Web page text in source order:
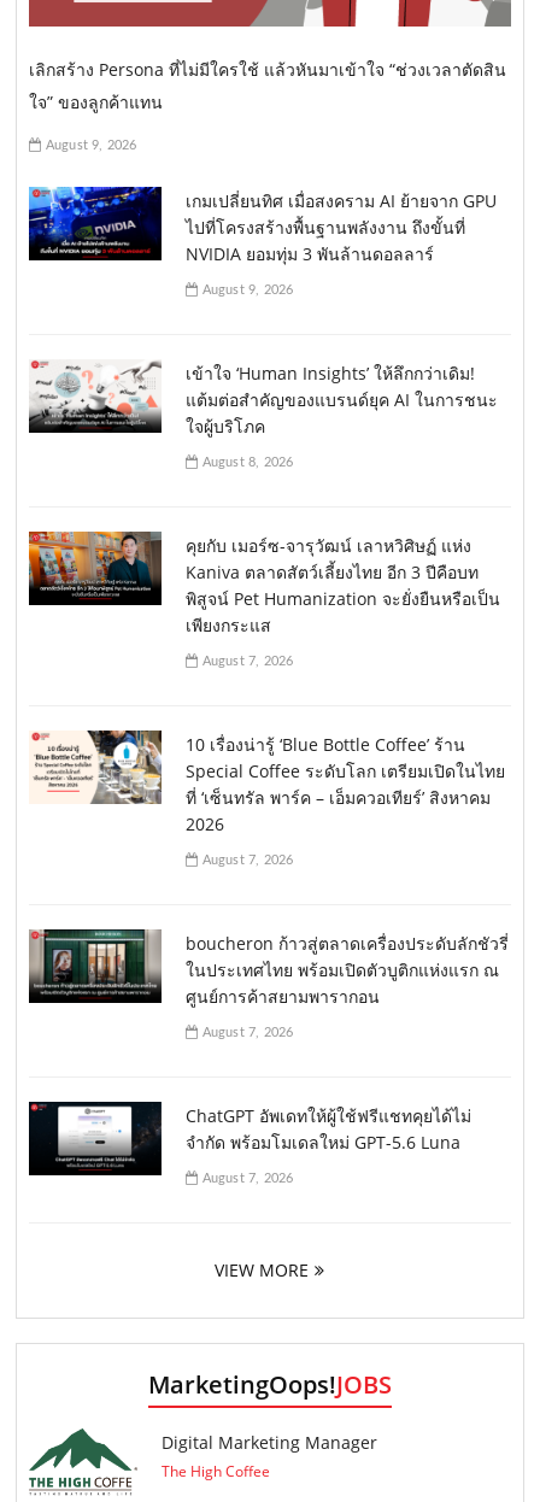
เลิกสร้าง Persona ที่ไม่มีใครใช้ แล้วหันมาเข้าใจ “ช่วงเวลาตัดสิน
ใจ” ของลูกค้าแทน
August 9, 2026
เกมเปลี่ยนทิศ เมื่อสงคราม AI ย้ายจาก GPU
ไปที่โครงสร้างพื้นฐานพลังงาน ถึงขั้นที่
NVIDIA ยอมทุ่ม 3 พันล้านดอลลาร์
August 9, 2026
เข้าใจ ‘Human Insights’ ให้ลึกกว่าเดิม!
แต้มต่อสำคัญของแบรนด์ยุค AI ในการชนะ
ใจผู้บริโภค
August 8, 2026
คุยกับ เมอร์ซ-จารุวัฒน์ เลาหวิศิษฏ์ แห่ง
Kaniva ตลาดสัตว์เลี้ยงไทย อีก 3 ปีคือบท
พิสูจน์ Pet Humanization จะยั่งยืนหรือเป็น
เพียงกระแส
August 7, 2026
10 เรื่องน่ารู้ ‘Blue Bottle Coffee’ ร้าน
Special Coffee ระดับโลก เตรียมเปิดในไทย
ที่ ‘เซ็นทรัล พาร์ค – เอ็มควอเทียร์’ สิงหาคม
2026
August 7, 2026
boucheron ก้าวสู่ตลาดเครื่องประดับลักชัวรี่
ในประเทศไทย พร้อมเปิดตัวบูติกแห่งแรก ณ
ศูนย์การค้าสยามพารากอน
August 7, 2026
ChatGPT อัพเดทให้ผู้ใช้ฟรีแชทคุยได้ไม่
จำกัด พร้อมโมเดลใหม่ GPT-5.6 Luna
August 7, 2026
VIEW MORE
MarketingOops!JOBS
Digital Marketing Manager
The High Coffee